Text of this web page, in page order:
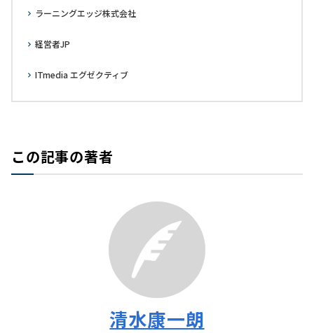
ラーニングエッジ株式会社
経営者JP
ITmedia エグゼクティブ
この記事の著者
清水康一朗